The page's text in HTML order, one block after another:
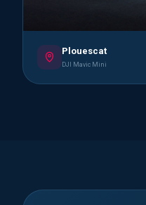
Plouescat
DJI Mavic Mini